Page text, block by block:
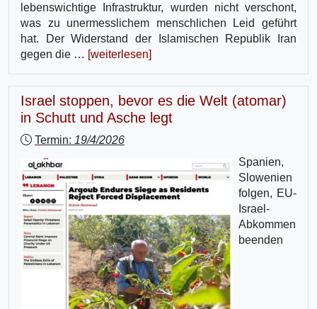
lebenswichtige Infrastruktur, wurden nicht verschont,
was zu unermesslichem menschlichen Leid geführt
hat. Der Widerstand der Islamischen Republik Iran
gegen die … [weiterlesen]
Israel stoppen, bevor es die Welt (atomar)
in Schutt und Asche legt
Termin: 19/4/2026
Spanien,
Slowenien
folgen, EU-
Israel-
Abkommen
beenden